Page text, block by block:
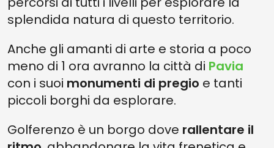
splendida natura di questo territorio.
Anche gli amanti di arte e storia a poco
meno di 1 ora avranno la città di Pavia
con i suoi monumenti di pregio e tanti
piccoli borghi da esplorare.
Golferenzo è un borgo dove rallentare il